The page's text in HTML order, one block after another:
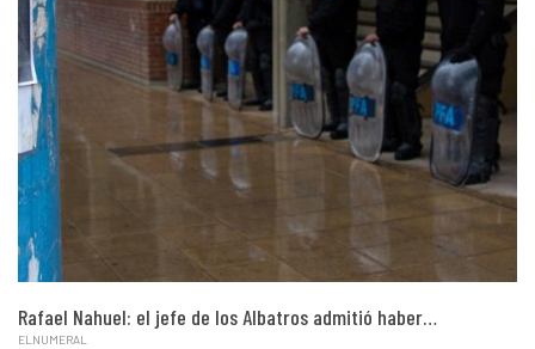
Rafael Nahuel: el jefe de los Albatros admitió haber…
ELNUMERAL